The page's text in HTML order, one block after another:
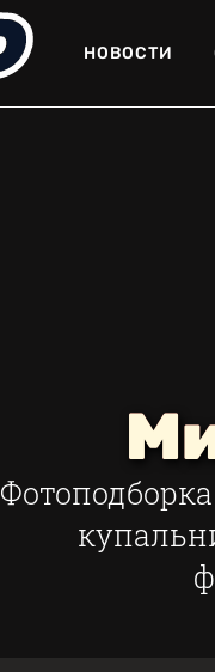
НОВОСТИ